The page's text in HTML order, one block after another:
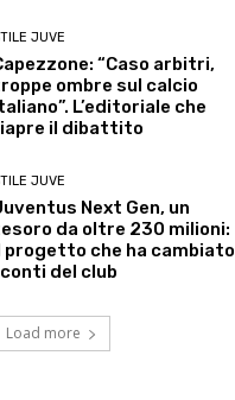
JUVE
“Caso arbitri,
ombre sul calcio
L’editoriale che
il dibattito
JUVE
Next Gen, un
da oltre 230 milioni:
progetto che ha cambiato
del club
Load more